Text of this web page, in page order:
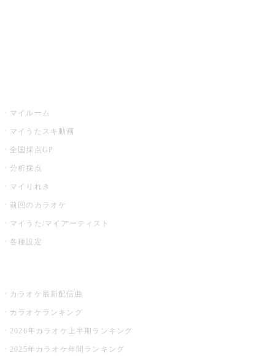
マイルーム
マイうたスキ動画
全国採点GP
分析採点
マイりれき
前回のカラオケ
マイうた/マイアーティスト
各種設定
カラオケ最新配信曲
カラオケランキング
2026年カラオケ上半期ランキング
2025年カラオケ年間ランキング